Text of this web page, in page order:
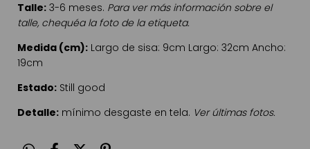
Talle: 3-6 meses. Para ver más información sobre el
talle, chequéa la foto de la etiqueta.
Medida (cm): Largo de sisa: 9cm Largo: 32cm Ancho:
19cm
Estado: Still good
Detalle: mínimo desgaste en tela. Ver últimas fotos.